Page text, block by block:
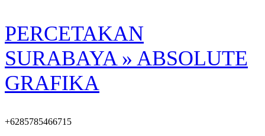
Skip
to
content
PERCETAKAN
SURABAYA » ABSOLUTE
GRAFIKA
+6285785466715